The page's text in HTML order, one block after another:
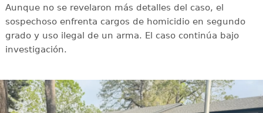
Aunque no se revelaron más detalles del caso, el
sospechoso enfrenta cargos de homicidio en segundo
grado y uso ilegal de un arma. El caso continúa bajo
investigación.